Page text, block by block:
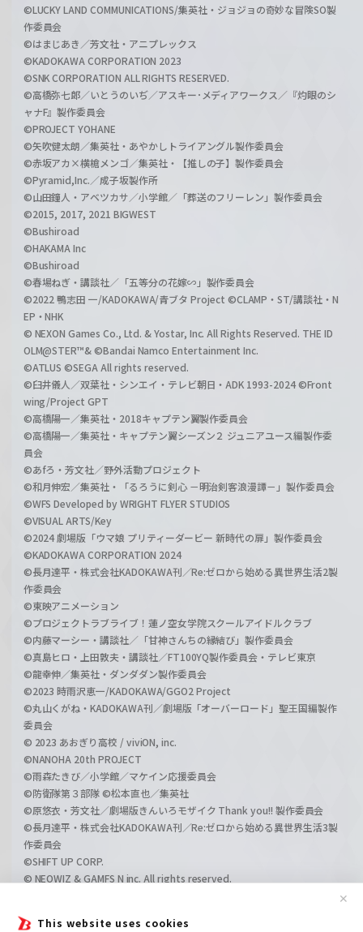
This website uses cookies
✕
©LUCKY LAND COMMUNICATIONS/集英社・ジョジョの奇妙な冒険SO製
作委員会
©はまじあき／芳文社・アニプレックス
©KADOKAWA CORPORATION 2023
©SNK CORPORATION ALL RIGHTS RESERVED.
©高橋弥七郎／いとうのいぢ／アスキー･メディアワークス／『灼眼のシ
ャナF』製作委員会
©PROJECT YOHANE
©矢吹健太朗／集英社・あやかしトライアングル製作委員会
©赤坂アカ×横槍メンゴ／集英社・【推しの子】製作委員会
©Pyramid,Inc.／成子坂製作所
©山田鐘人・アベツカサ／小学館／「葬送のフリーレン」製作委員会
©2015, 2017, 2021 BIGWEST
©Bushiroad
©HAKAMA Inc
©Bushiroad
©春場ねぎ・講談社／「五等分の花嫁∽」製作委員会
©2022 鴨志田 一/KADOKAWA/青ブタ Project ©CLAMP・ST/講談社・N
EP・NHK
© NEXON Games Co., Ltd. & Yostar, Inc. All Rights Reserved. THE ID
OLM@STER™& ©Bandai Namco Entertainment Inc.
©ATLUS ©SEGA All rights reserved.
©臼井儀人／双葉社・シンエイ・テレビ朝日・ADK 1993-2024 ©Front
wing/Project GPT
©高橋陽一／集英社・2018キャプテン翼製作委員会
©高橋陽一／集英社・キャプテン翼シーズン２ ジュニアユース編製作委
員会
©あfろ・芳文社／野外活動プロジェクト
©和月伸宏／集英社・「るろうに剣心 －明治剣客浪漫譚－」製作委員会
©WFS Developed by WRIGHT FLYER STUDIOS
©VISUAL ARTS/Key
©2024 劇場版「ウマ娘 プリティーダービー 新時代の扉」製作委員会
©KADOKAWA CORPORATION 2024
©長月達平・株式会社KADOKAWA刊／Re:ゼロから始める異世界生活2製
作委員会
©東映アニメーション
©プロジェクトラブライブ！蓮ノ空女学院スクールアイドルクラブ
©内藤マーシー・講談社／「甘神さんちの縁結び」製作委員会
©真島ヒロ・上田敦夫・講談社／FT100YQ製作委員会・テレビ東京
©龍幸伸／集英社・ダンダダン製作委員会
©2023 時雨沢恵一/KADOKAWA/GGO2 Project
©丸山くがね・KADOKAWA刊／劇場版「オーバーロード」聖王国編製作
委員会
© 2023 あおぎり高校 / viviON, inc.
©NANOHA 20th PROJECT
©雨森たきび／小学館／マケイン応援委員会
©防衛隊第３部隊 ©松本直也／集英社
©原悠衣・芳文社／劇場版きんいろモザイク Thank you!! 製作委員会
©長月達平・株式会社KADOKAWA刊／Re:ゼロから始める異世界生活3製
作委員会
©SHIFT UP CORP.
© NEOWIZ & GAMFS N inc. All rights reserved.
©GIRLS und PANZER Film Projekt